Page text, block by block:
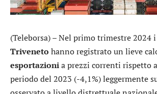
(Teleborsa) – Nel primo trimestre 2024
Triveneto hanno registrato un lieve
esportazionia prezzi correnti rispetto
periodo del 2023 (-4,1%) leggermente